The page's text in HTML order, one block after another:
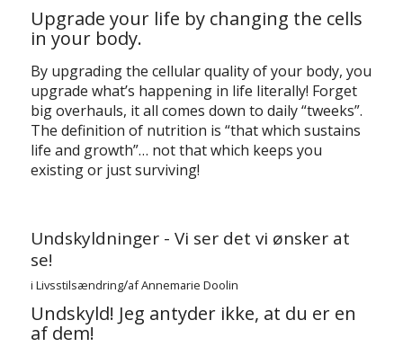
Upgrade your life by changing the cells
in your body.
By upgrading the cellular quality of your body, you
upgrade what’s happening in life literally! Forget
big overhauls, it all comes down to daily “tweeks”.
The definition of nutrition is “that which sustains
life and growth”… not that which keeps you
existing or just surviving!
Undskyldninger - Vi ser det vi ønsker at
se!
i Livsstilsændring/afAnnemarie Doolin
Undskyld! Jeg antyder ikke, at du er en
af dem!